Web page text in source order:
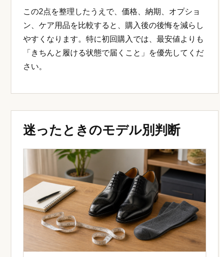
この2点を整理したうえで、価格、納期、オプショ
ン、ケア用品を比較すると、購入後の後悔を減らし
やすくなります。特に初回購入では、最安値よりも
「きちんと履ける状態で届くこと」を優先してくだ
さい。
迷ったときのモデル別判断